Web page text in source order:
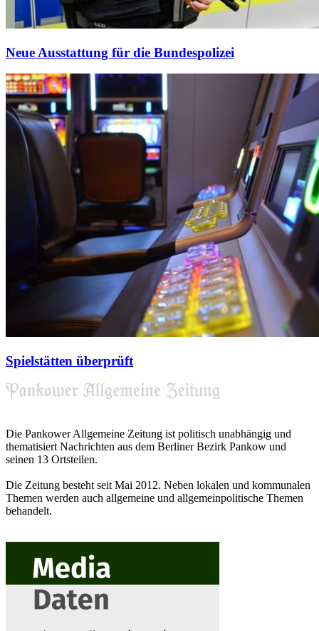
Neue Ausstattung für die Bundespolizei
Spielstätten überprüft
Die Pankower Allgemeine Zeitung ist politisch unabhängig und
thematisiert Nachrichten aus dem Berliner Bezirk Pankow und
seinen 13 Ortsteilen.
Die Zeitung besteht seit Mai 2012. Neben lokalen und kommunalen
Themen werden auch allgemeine und allgemeinpolitische Themen
behandelt.